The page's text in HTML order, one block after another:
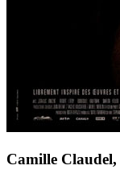
Camille Claudel,